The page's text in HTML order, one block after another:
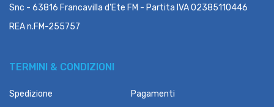
Snc - 63816 Francavilla d'Ete FM - Partita IVA 02385110446
REA n.FM-255757
TERMINI & CONDIZIONI
Spedizione
Pagamenti